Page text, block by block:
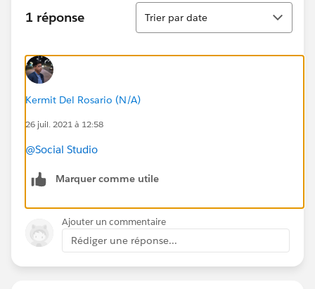
1 réponse
Tri
Trier par date
Kermit Del Rosario (N/A)
26 juil. 2021 à 12:58
@Social Studio
Marquer comme utile
Ajouter un commentaire
Rédiger une réponse...